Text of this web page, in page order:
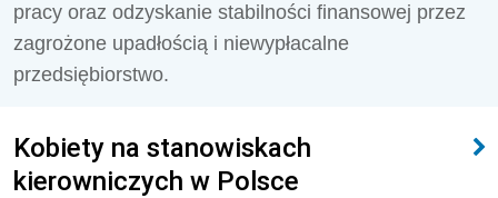
pracy oraz odzyskanie stabilności finansowej przez
zagrożone upadłością i niewypłacalne
przedsiębiorstwo.
Kobiety na stanowiskach
kierowniczych w Polsce